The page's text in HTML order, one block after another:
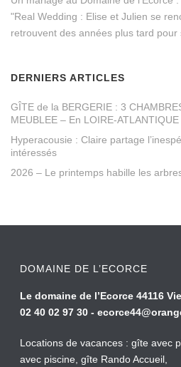
"Real Wedding : Elise et Julien se
retrouvent des années plus tard pour
DERNIERS ARTICLES
GÎTE de la BERGERIE : 3
MEUBLEE – En LOIRE-ATLANTIQUE
Hyperacousie : Claire partage
intéressés
2026 – Le printemps habille les
DOMAINE DE L’ECORCE
Le domaine de l’Ecorce 44116
02 40 02 97 30 -
Locations de vacances : gîte avec
avec piscine, gîte Rando Accueil,